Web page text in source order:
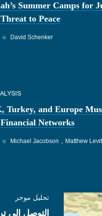
Summer Camps for
to Peace
◆ David Schenker
Turkey, and Europe
Networks
◆ Michael Jacobson Matthew
تحليل موجز
التوصل إلى